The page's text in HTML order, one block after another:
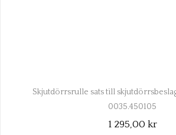
Skjutdörrsrulle sats till
0035.450105
1 295,00 kr